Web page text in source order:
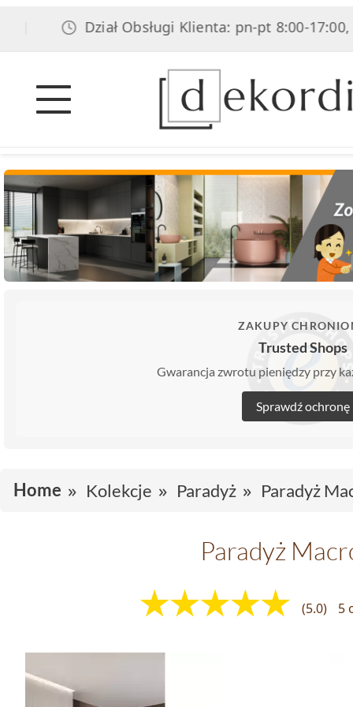
Dział Obsługi Klienta: pn-pt 8:00-17:00, sob
ZAKUPY
Trusted Shops
Gwarancja zwrotu pieniędzy przy
Sprawdź ochronę
Home Kolekcje Paradyż Paradyż
Paradyż
(5.0) 5